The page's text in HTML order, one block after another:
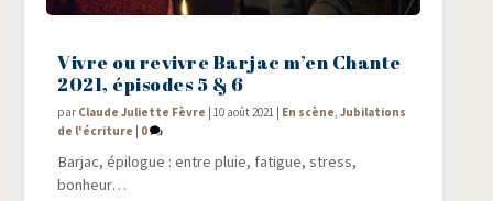
Vivre ou revivre Barjac m’en Chante
2021, épisodes 5 & 6
par Claude Juliette Fèvre | 10 août 2021 | En scène ,Jubilations
de l'écriture | 0
Bar­jac, épi­logue : entre pluie, fatigue, stress,
bonheur…